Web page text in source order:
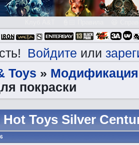
Войдите или
Toys »
покраски
Toys Silver